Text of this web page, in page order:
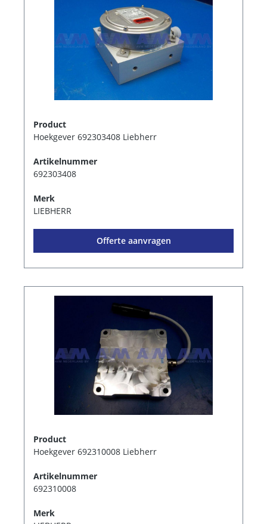
Product
Hoekgever 692303408 Liebherr
Artikelnummer
692303408
Merk
LIEBHERR
Offerte aanvragen
Product
Hoekgever 692310008 Liebherr
Artikelnummer
692310008
Merk